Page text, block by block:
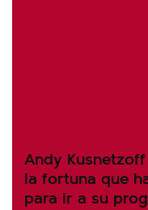
Andy
la fortuna que
para ir a su